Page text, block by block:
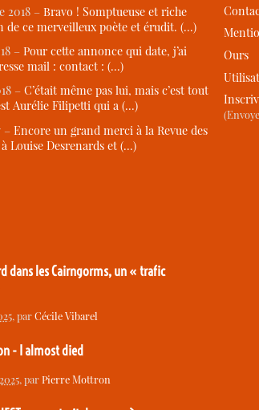
2018 – Bravo ! Somptueuse et riche
de ce merveilleux poète et érudit. (…)
– Pour cette annonce qui date, j’ai
mail : contact : (…)
– C’était même pas lui, mais c’est tout
Aurélie Filipetti qui a (…)
– Encore un grand merci à la Revue des
à Louise Desrenards et (…)
dans les Cairngorms, un « trafic
, parCécile Vibarel
- I almost died
, parPierre Mottron
Ours